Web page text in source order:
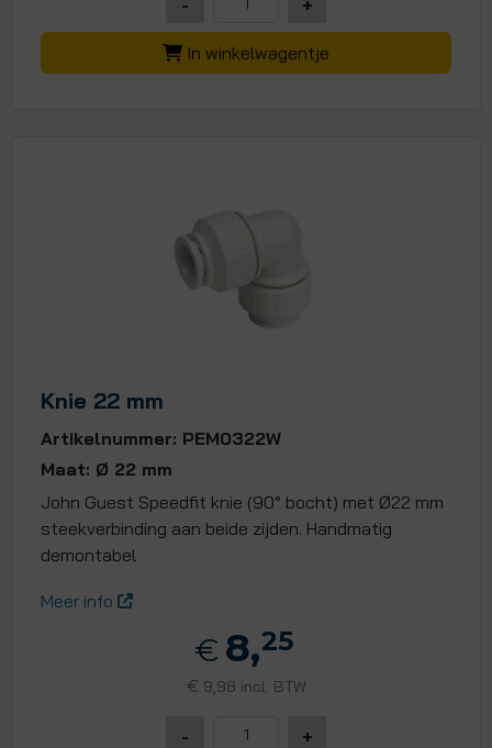
In winkelwagentje
Knie 22 mm
Artikelnummer: PEM0322W
Maat: Ø 22 mm
John Guest Speedfit knie (90° bocht) met Ø22 mm
steekverbinding aan beide zijden. Handmatig
demontabel
Meer info
€ 8,25
€ 9,98 incl. BTW
- +